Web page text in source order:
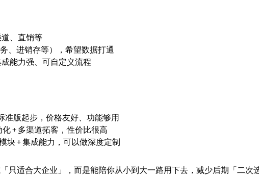
、直销等
、进销存等），希望数据打通
能力强、可自定义流程
准版起步，价格友好、功能够用
+ 多渠道拓客，性价比很高
块 + 集成能力，可以做深度定制
只适合大企业」，而是能陪你从小到大一路用下去，减少后期「二次